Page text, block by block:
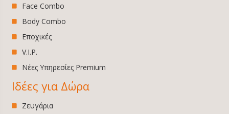
Face Combo
Body Combo
Εποχικές
V.I.P.
Νέες Υπηρεσίες Premium
Ιδέες για Δώρα
Ζευγάρια